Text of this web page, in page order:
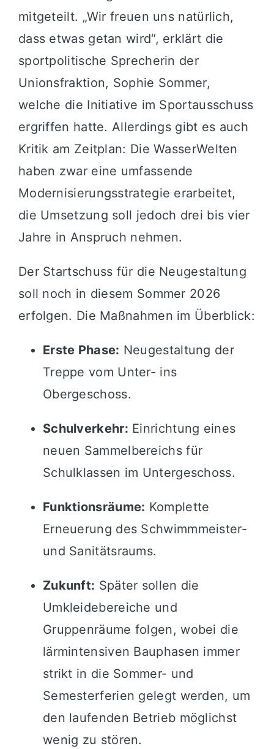
mitgeteilt. „Wir freuen uns natürlich,
dass etwas getan wird“, erklärt die
sportpolitische Sprecherin der
Unionsfraktion, Sophie Sommer,
welche die Initiative im Sportausschuss
ergriffen hatte. Allerdings gibt es auch
Kritik am Zeitplan: Die WasserWelten
haben zwar eine umfassende
Modernisierungsstrategie erarbeitet,
die Umsetzung soll jedoch drei bis vier
Jahre in Anspruch nehmen.
Der Startschuss für die Neugestaltung
soll noch in diesem Sommer 2026
erfolgen. Die Maßnahmen im Überblick:
Erste Phase: Neugestaltung der
Treppe vom Unter- ins
Obergeschoss.
Schulverkehr: Einrichtung eines
neuen Sammelbereichs für
Schulklassen im Untergeschoss.
Funktionsräume: Komplette
Erneuerung des Schwimmmeister-
und Sanitätsraums.
Zukunft: Später sollen die
Umkleidebereiche und
Gruppenräume folgen, wobei die
lärmintensiven Bauphasen immer
strikt in die Sommer- und
Semesterferien gelegt werden, um
den laufenden Betrieb möglichst
wenig zu stören.